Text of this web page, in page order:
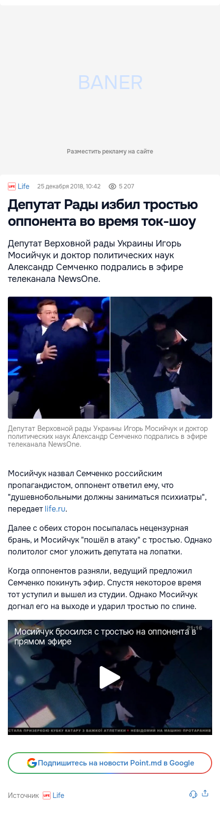
Разместить рекламу на сайте
Life 25 декабря 2018, 10:42 5 207
Депутат Рады избил тростью
оппонента во время ток-шоу
Депутат Верховной рады Украины Игорь
Мосийчук и доктор политических наук
Александр Семченко подрались в эфире
телеканала NewsOne.
Депутат Верховной рады Украины Игорь Мосийчук и доктор
политических наук Александр Семченко подрались в эфире
телеканала NewsOne.
Мосийчук назвал Семченко российским
пропагандистом, оппонент ответил ему, что
"душевнобольными должны заниматься психиатры",
передаетlife.ru.
Далее с обеих сторон посыпалась нецензурная
брань, и Мосийчук "пошёл в атаку" с тростью. Однако
политолог смог уложить депутата на лопатки.
Когда оппонентов разняли, ведущий предложил
Семченко покинуть эфир. Спустя некоторое время
тот уступил и вышел из студии. Однако Мосийчук
догнал его на выходе и ударил тростью по спине.
Подпишитесь на новости Point.md в Google
Источник Life